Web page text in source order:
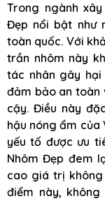
Trong ngành
Đẹp nổi bật như
toàn quốc. Với
trần nhôm này
tác nhân gây
đảm bảo an toàn
cậy. Điều này
hậu nóng ẩm của
yếu tố được ưu
Nhôm Đẹp đem
cao giá trị không
điểm này,